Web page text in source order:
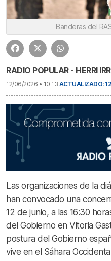
Banderas del
RADIO POPULAR - HERRI
12/06/2026 • 10:13 ACTUALIZADO:
Las organizaciones de la
han convocado una
12 de junio, a las 16:30
del Gobierno en Vitoria
postura del Gobierno
vive en el Sáhara